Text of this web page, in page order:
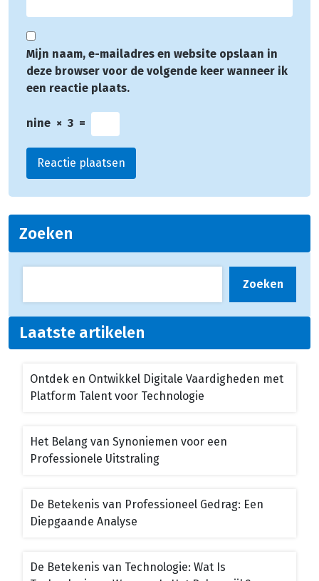
Mijn naam, e-mailadres en website opslaan in
deze browser voor de volgende keer wanneer ik
een reactie plaats.
nine × 3 =
Zoeken
Zoeken
Laatste artikelen
Ontdek en Ontwikkel Digitale Vaardigheden met
Platform Talent voor Technologie
Het Belang van Synoniemen voor een
Professionele Uitstraling
De Betekenis van Professioneel Gedrag: Een
Diepgaande Analyse
De Betekenis van Technologie: Wat Is